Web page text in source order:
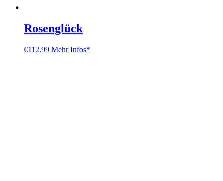
Rosenglück
€112.99 Mehr Infos*